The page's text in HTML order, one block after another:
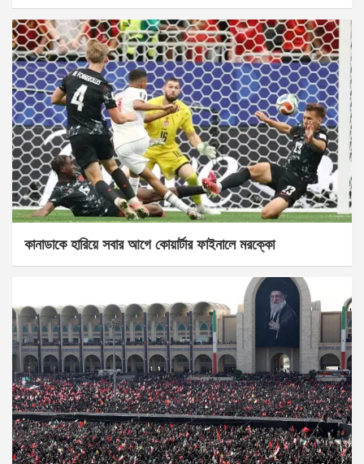
কানাডাকে হারিয়ে সবার আগে কোয়ার্টার ফাইনালে মরক্কো